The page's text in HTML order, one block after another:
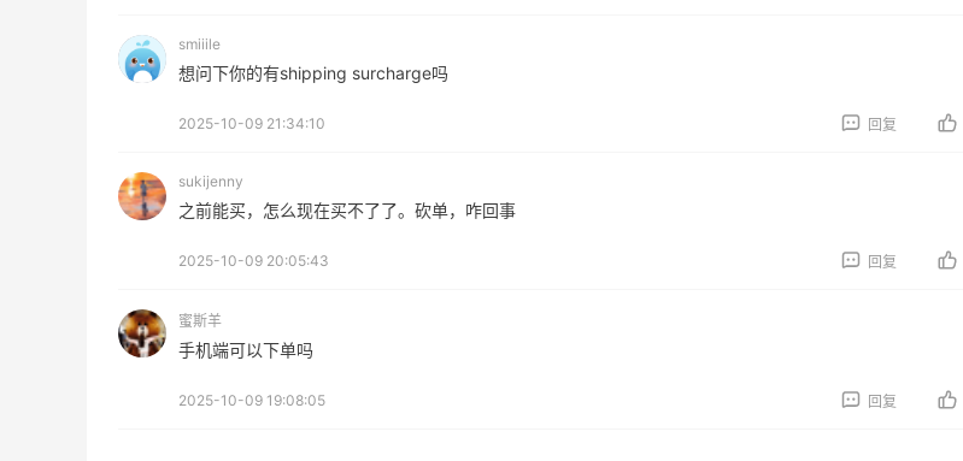
smiiile
想问下你的有shipping surcharge吗
2025-10-09 21:34:10 回复
sukijenny
之前能买，怎么现在买不了了。砍单，咋回事
2025-10-09 20:05:43 回复
蜜斯羊
手机端可以下单吗
2025-10-09 19:08:05 回复
4%返利
4%返利
42人获得返利
最高10%返利
282人获得返利
RFM Denim